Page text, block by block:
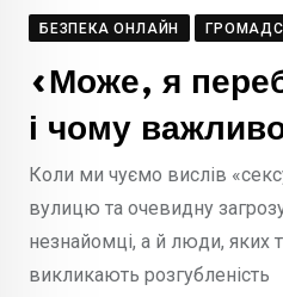
БЕЗПЕКА ОНЛАЙН
«Може, я
і чому
Коли ми чуємо вислів
вулицю та очевидну
незнайомці, а й люди, яких
викликають розгубленість